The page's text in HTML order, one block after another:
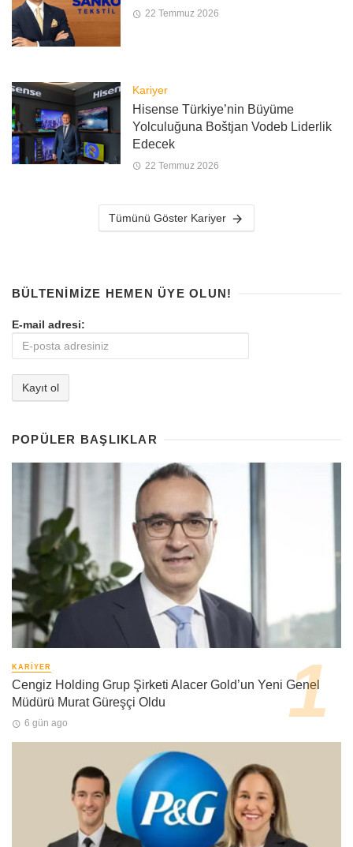
22 Temmuz 2026
Kariyer
Hisense Türkiye’nin Büyüme
Yolculuğuna Boštjan Vodeb Liderlik
Edecek
22 Temmuz 2026
Tümünü Göster Kariyer
BÜLTENIMIZE HEMEN ÜYE OLUN!
E-mail adresi:
POPÜLER BAŞLIKLAR
KARIYER
Cengiz Holding Grup Şirketi Alacer Gold’un Yeni Genel
Müdürü Murat Güreşçi Oldu
6 gün ago